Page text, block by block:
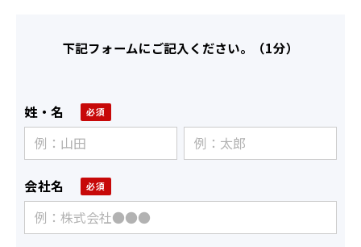
下記フォームにご記入ください。（1分）
姓・名
会社名